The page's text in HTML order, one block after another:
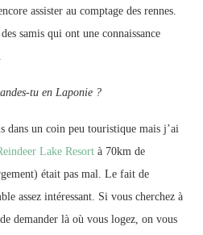
assister au comptage des rennes.
samis qui ont une connaissance
tu en Laponie ?
dans un coin peu touristique mais j’ai
Lake Resort à 70km de
était pas mal. Le fait de
assez intéressant. Si vous cherchez à
demander là où vous logez, on vous